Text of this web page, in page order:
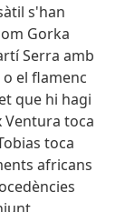
s'han
Gorka
Serra amb
el flamenc
que hi hagi
Ventura toca
toca
africans